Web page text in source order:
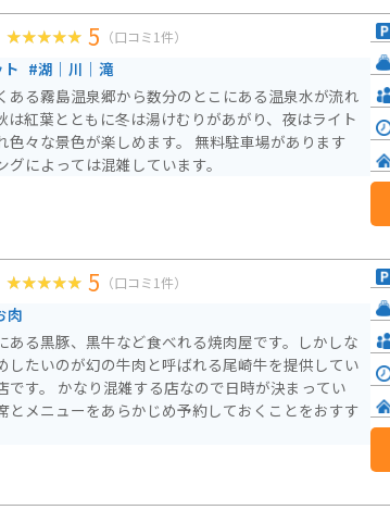
5 （口コミ1件）
#湖｜川｜滝
ある霧島温泉郷から数分のとこにある温泉水が流れ
は紅葉とともに冬は湯けむりがあがり、夜はライト
色々な景色が楽しめます。 無料駐車場があります
グによっては混雑しています。
5 （口コミ1件）
肉
ある黒豚、黒牛など食べれる焼肉屋です。しかしな
したいのが幻の牛肉と呼ばれる尾崎牛を提供してい
です。 かなり混雑する店なので日時が決まってい
とメニューをあらかじめ予約しておくことをおすす